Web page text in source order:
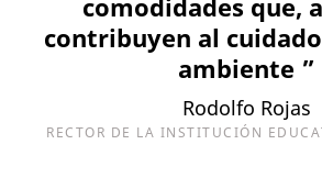
comodidades que,
contribuyen al
ambiente ”
Rodolfo Rojas
RECTOR DE LA INSTITUCIÓN